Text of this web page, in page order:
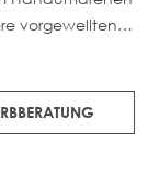
vorgewellten
Influencern